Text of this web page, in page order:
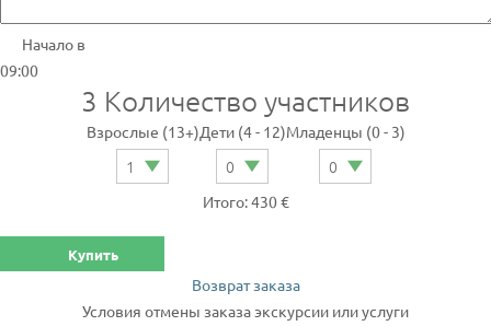
Начало в
09:00
3 Количество участников
Взрослые (13+)Дети (4 - 12)Младенцы (0 - 3)
Итого: 430 €
Купить
Возврат заказа
Условия отмены заказа экскурсии или услуги